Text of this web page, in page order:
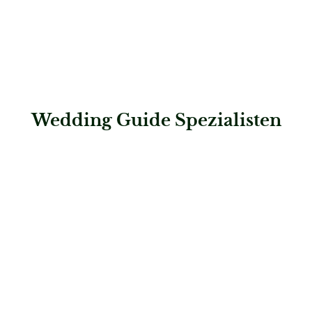
Wedding Guide Spezialisten